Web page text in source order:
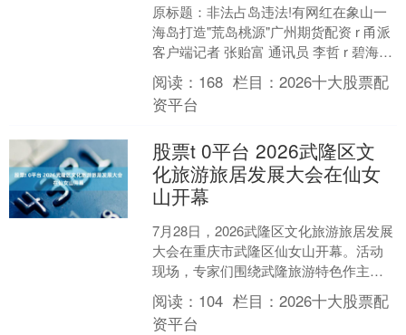
原标题：非法占岛违法!有网红在象山一
海岛打造"荒岛桃源"广州期货配资 r 甬派
客户端记者 张贻富 通讯员 李哲 r 碧海环
绕，孤岛伫立，小屋错落、炊烟袅袅。
在短....
阅读： 168 栏目：2026十大股票配
资平台
股票t 0平台 2026武隆区文
化旅游旅居发展大会在仙女
山开幕
7月28日，2026武隆区文化旅游旅居发展
大会在重庆市武隆区仙女山开幕。活动
现场，专家们围绕武隆旅游特色作主旨
演讲，并举行了千里乌江文旅联盟、北
纬30度名山名胜....
阅读： 104 栏目：2026十大股票配
资平台